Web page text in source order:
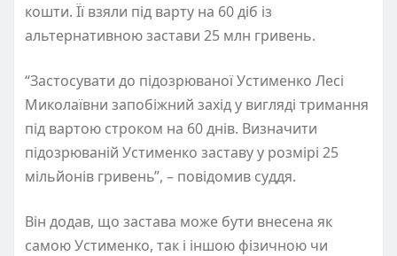
кошти. Її взяли під варту на 60 діб із
альтернативною застави 25 млн гривень.
“Застосувати до підозрюваної Устименко Лесі
Миколаївни запобіжний захід у вигляді тримання
під вартою строком на 60 днів. Визначити
підозрюваній Устименко заставу у розмірі 25
мільйонів гривень”, – повідомив суддя.
Він додав, що застава може бути внесена як
самою Устименко, так і іншою фізичною чи